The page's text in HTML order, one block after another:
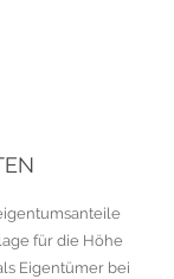
für die Höhe
Eigentümer bei